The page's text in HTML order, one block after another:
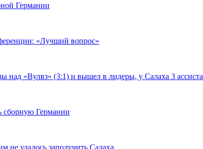
Германии
«Лучший вопрос»
над «Вулвз» (3:1) и вышел в лидеры, у Салаха 3 ассиста
сборную Германии
не удалось заполучить Салаха